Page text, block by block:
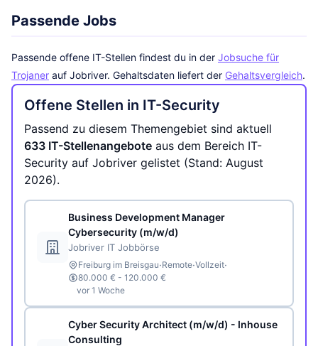
Passende Jobs
Passende offene IT-Stellen findest du in der Jobsuche für
Trojaner auf Jobriver. Gehaltsdaten liefert der Gehaltsvergleich.
Offene Stellen in IT-Security
Passend zu diesem Themengebiet sind aktuell
633 IT-Stellenangebote aus dem Bereich IT-
Security auf Jobriver gelistet (Stand: August
2026).
Business Development Manager
Cybersecurity (m/w/d)
Jobriver IT Jobbörse
Freiburg im Breisgau·Remote·Vollzeit·
80.000 € - 120.000 €
vor 1 Woche
Cyber Security Architect (m/w/d) - Inhouse
Consulting